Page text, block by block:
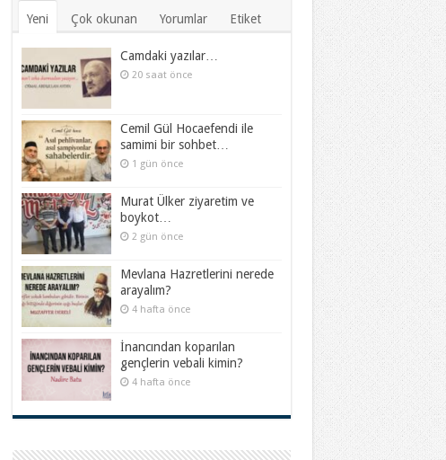
Yeni Çok okunan Yorumlar Etiket
Camdaki yazılar…
20 saat önce
Cemil Gül Hocaefendi ile
samimi bir sohbet…
1 gün önce
Murat Ülker ziyaretim ve
boykot…
2 gün önce
Mevlana Hazretlerini nerede
arayalım?
4 hafta önce
İnancından koparılan
gençlerin vebali kimin?
4 hafta önce